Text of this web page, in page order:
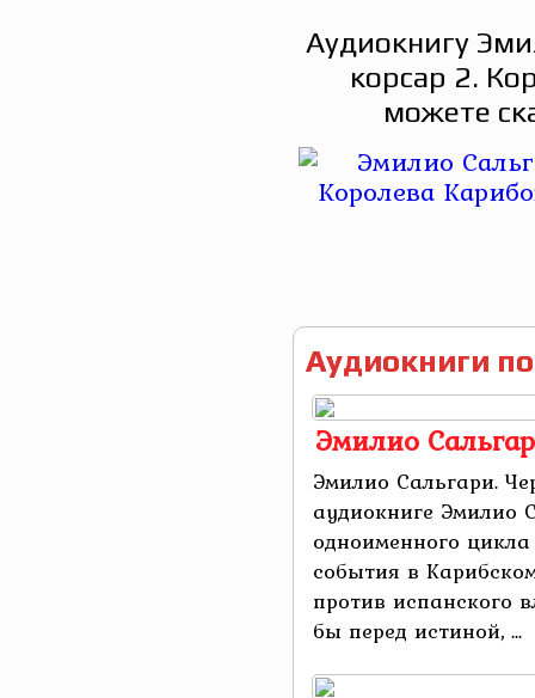
Аудиокнигу
корсар 2.
можете
Аудиокниги
Эмилио
Эмилио Сальгари.
аудиокниге Эмилио
одноименного
события в
против испанского
бы перед истиной, ...